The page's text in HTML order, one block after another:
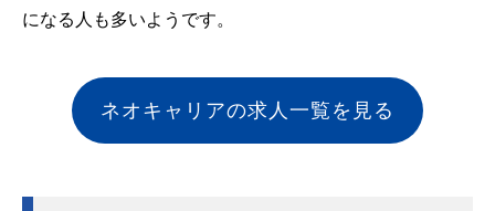
になる人も多いようです。
ネオキャリアの求人一覧を見る